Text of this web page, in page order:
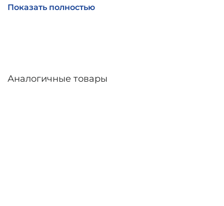
мастерской, обычно 2–5 дней, индивидуальные
Показать полностью
Аналогичные товары